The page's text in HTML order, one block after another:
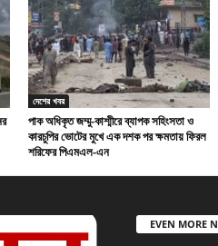
দেশের খবর
পাক অধিকৃত জম্মু-কাশ্মীরে ব্যাপক সহিংসতা ও
কারচুপির ভোটের মুখে এক দশক পর ক্ষমতায় ফিরল
শরিফের পিএমএল-এন
EVEN MORE